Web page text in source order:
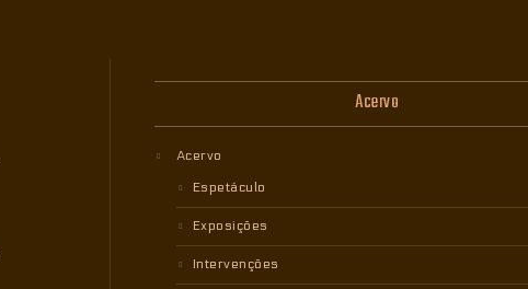
Acervo
Acervo
Espetáculo
Exposições
Intervenções